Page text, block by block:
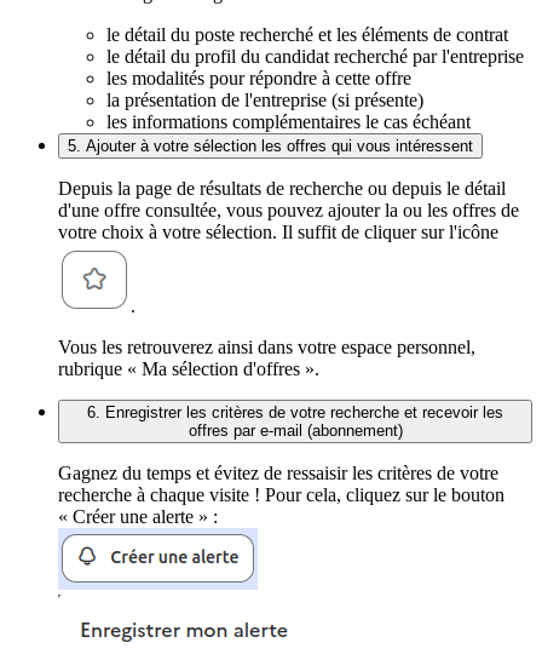
le détail du poste recherché et les éléments de contrat
le détail du profil du candidat recherché par l'entreprise
les modalités pour répondre à cette offre
la présentation de l'entreprise (si présente)
les informations complémentaires le cas échéant
5. Ajouter à votre sélection les offres qui vous intéressent
Depuis la page de résultats de recherche ou depuis le détail
d'une offre consultée, vous pouvez ajouter la ou les offres de
votre choix à votre sélection. Il suffit de cliquer sur l'icône
.
Vous les retrouverez ainsi dans votre espace personnel,
rubrique « Ma sélection d'offres ».
6. Enregistrer les critères de votre recherche et recevoir les
offres par e-mail (abonnement)
Gagnez du temps et évitez de ressaisir les critères de votre
recherche à chaque visite ! Pour cela, cliquez sur le bouton
« Créer une alerte » :